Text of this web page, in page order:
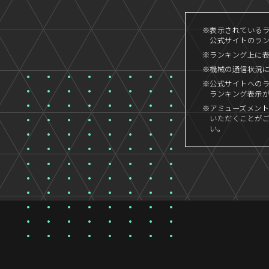
※表示されている
公式サイトのラ
※ランキング上に
※機械の通信状況
※公式サイトへの
ランキング表示
※アミューズメン
いただくことが
い。